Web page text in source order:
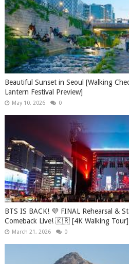
Beautiful Sunset in Seoul [Walking
Lantern Festival Preview]
May 10, 2026 0
BTS IS BACK! 💜 FINAL Rehearsal &
Comeback Live! 🇰🇷 [4K Walking Tour]
March 21, 2026 0